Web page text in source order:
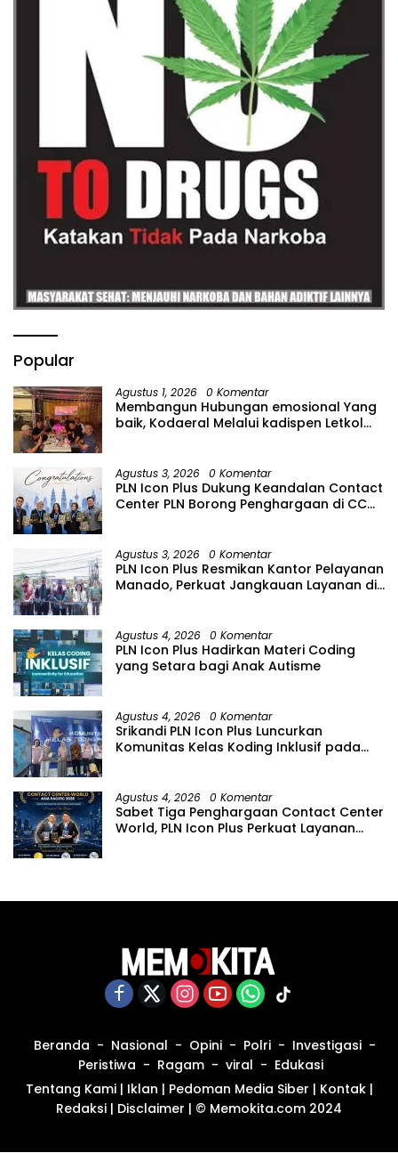
Popular
Agustus 1, 2026 0 Komentar
Membangun Hubungan emosional Yang
baik, Kodaeral Melalui kadispen Letkol
suasana Santai lebih Dekat Dan
Harmonis.
Agustus 3, 2026 0 Komentar
PLN Icon Plus Dukung Keandalan Contact
Center PLN Borong Penghargaan di CCW
Agustus 3, 2026 0 Komentar
PLN Icon Plus Resmikan Kantor Pelayanan
Manado, Perkuat Jangkauan Layanan di
Agustus 4, 2026 0 Komentar
PLN Icon Plus Hadirkan Materi Coding
yang Setara bagi Anak Autisme
Agustus 4, 2026 0 Komentar
Srikandi PLN Icon Plus Luncurkan
Komunitas Kelas Koding Inklusif pada
Agustus 4, 2026 0 Komentar
Sabet Tiga Penghargaan Contact Center
World, PLN Icon Plus Perkuat Layanan
Beranda Nasional Opini Polri
Investigasi
Peristiwa
Ragam viral
Edukasi
Tentang Kami| Iklan | Pedoman Media Siber | Kontak|
Redaksi | Disclaimer | © Memokita.com 2024